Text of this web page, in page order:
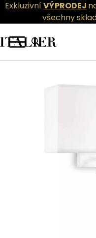
ExkluzivníVÝPRODEJ
všechny